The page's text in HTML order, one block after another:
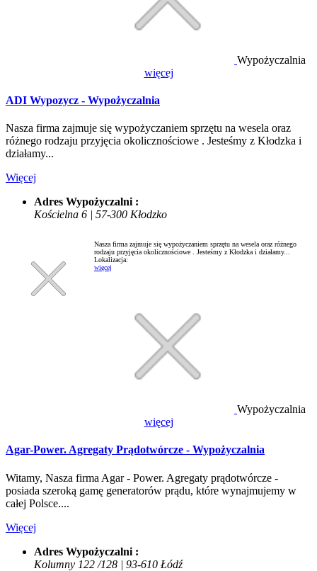
Wypożyczalnia
więcej
ADI Wypozycz - Wypożyczalnia
Nasza firma zajmuje się wypożyczaniem sprzętu na wesela oraz
różnego rodzaju przyjęcia okolicznościowe . Jesteśmy z Kłodzka i
działamy...
Więcej
Adres Wypożyczalni :
Kościelna 6 | 57-300 Kłodzko
Nasza firma zajmuje się wypożyczaniem sprzętu na wesela oraz różnego
rodzaju przyjęcia okolicznościowe . Jesteśmy z Kłodzka i działamy...
Lokalizacja:
więcej
Wypożyczalnia
więcej
Agar-Power. Agregaty Prądotwórcze - Wypożyczalnia
Witamy, Nasza firma Agar - Power. Agregaty prądotwórcze -
posiada szeroką gamę generatorów prądu, które wynajmujemy w
całej Polsce....
Więcej
Adres Wypożyczalni :
Kolumny 122 /128 | 93-610 Łódź